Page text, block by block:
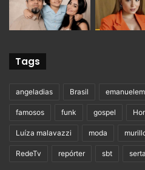
Tags
angeladias Brasil
famosos funk gospel
Luíza malavazzi moda
RedeTv repórter sbt